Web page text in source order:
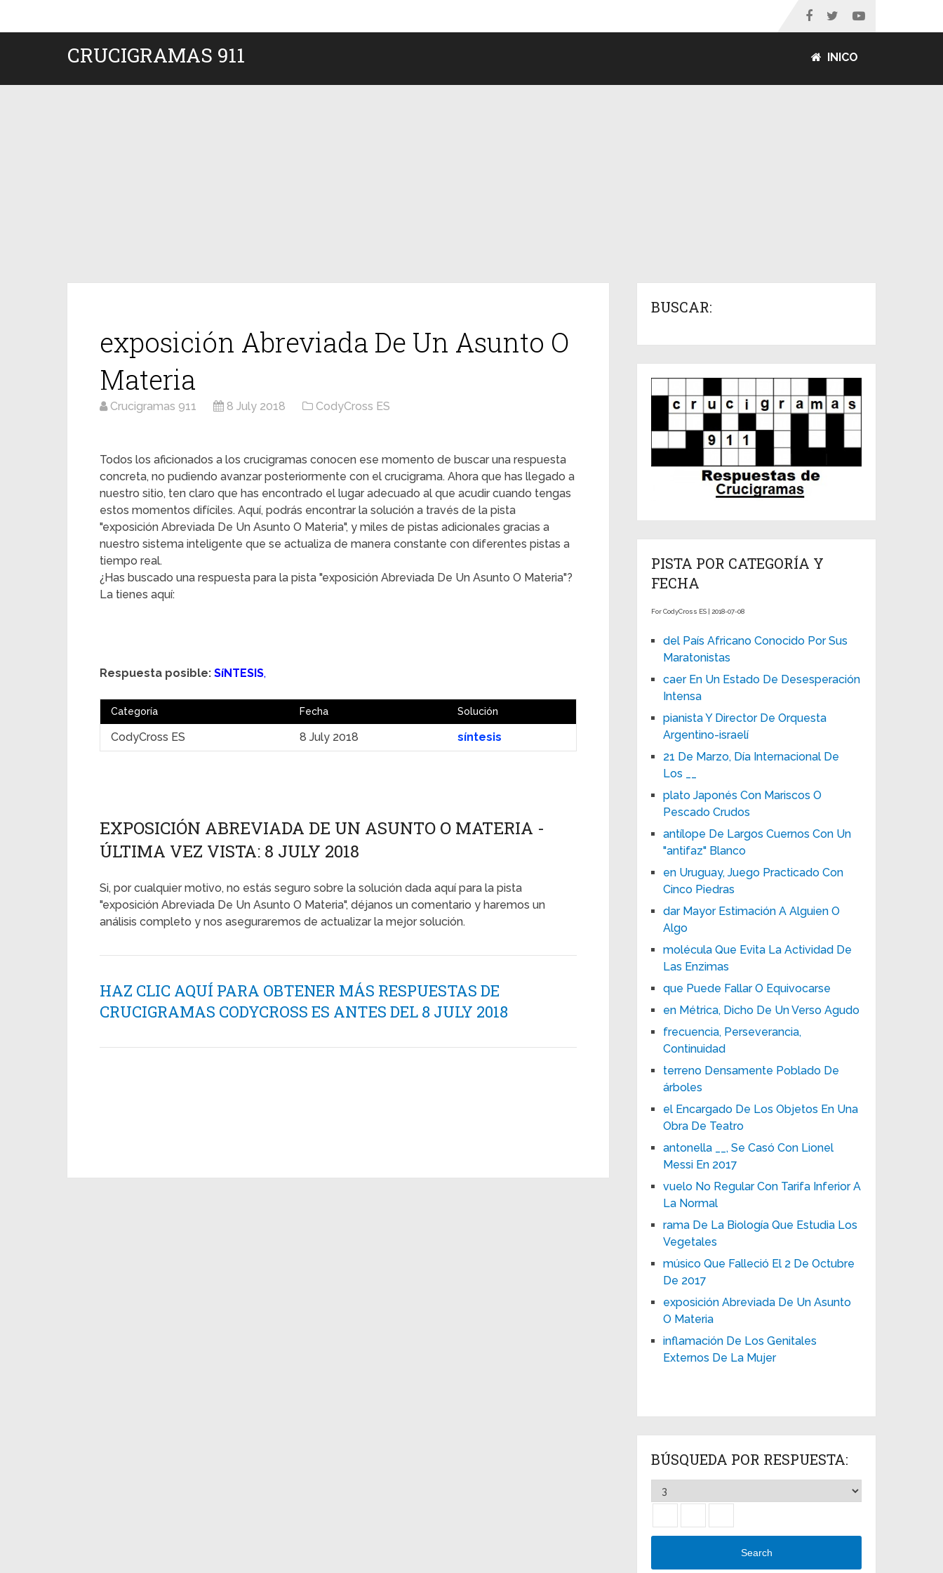
CRUCIGRAMAS 911 INICO
exposición Abreviada De Un Asunto O
Materia
Crucigramas 911 8 July 2018 CodyCross ES
Todos los aficionados a los crucigramas conocen ese momento de buscar una respuesta
concreta, no pudiendo avanzar posteriormente con el crucigrama. Ahora que has llegado a
nuestro sitio, ten claro que has encontrado el lugar adecuado al que acudir cuando tengas
estos momentos difíciles. Aquí, podrás encontrar la solución a través de la pista
"exposición Abreviada De Un Asunto O Materia", y miles de pistas adicionales gracias a
nuestro sistema inteligente que se actualiza de manera constante con diferentes pistas a
tiempo real.
¿Has buscado una respuesta para la pista "exposición Abreviada De Un Asunto O Materia"?
La tienes aquí:
Respuesta posible: SíNTESIS,
Categoría Fecha Solución
CodyCross ES 8 July 2018 síntesis
EXPOSICIÓN ABREVIADA DE UN ASUNTO O MATERIA -
ÚLTIMA VEZ VISTA: 8 JULY 2018
Si, por cualquier motivo, no estás seguro sobre la solución dada aquí para la pista
"exposición Abreviada De Un Asunto O Materia", déjanos un comentario y haremos un
análisis completo y nos aseguraremos de actualizar la mejor solución.
HAZ CLIC AQUÍ PARA OBTENER MÁS RESPUESTAS DE
CRUCIGRAMAS CODYCROSS ES ANTES DEL 8 JULY 2018
BUSCAR:
PISTA POR CATEGORÍA Y
FECHA
For CodyCross ES | 2018-07-08
del País Africano Conocido Por Sus
Maratonistas
caer En Un Estado De Desesperación
Intensa
pianista Y Director De Orquesta
Argentino-israelí
21 De Marzo, Día Internacional De
Los __
plato Japonés Con Mariscos O
Pescado Crudos
antílope De Largos Cuernos Con Un
"antifaz" Blanco
en Uruguay, Juego Practicado Con
Cinco Piedras
dar Mayor Estimación A Alguien O
Algo
molécula Que Evita La Actividad De
Las Enzimas
que Puede Fallar O Equivocarse
en Métrica, Dicho De Un Verso Agudo
frecuencia, Perseverancia,
Continuidad
terreno Densamente Poblado De
árboles
el Encargado De Los Objetos En Una
Obra De Teatro
antonella __, Se Casó Con Lionel
Messi En 2017
vuelo No Regular Con Tarifa Inferior A
La Normal
rama De La Biología Que Estudia Los
Vegetales
músico Que Falleció El 2 De Octubre
De 2017
exposición Abreviada De Un Asunto
O Materia
inflamación De Los Genitales
Externos De La Mujer
BÚSQUEDA POR RESPUESTA:
Search